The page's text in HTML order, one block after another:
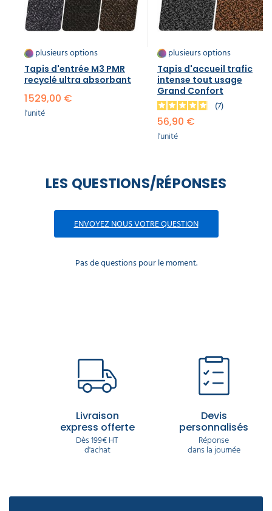
plusieurs options
Tapis d'entrée M3 PMR
recyclé ultra absorbant
1 529,00 €
l'unité
plusieurs options
Tapis d'accueil trafic
intense tout usage
Grand Confort
7
56,90 €
l'unité
LES QUESTIONS/RÉPONSES
ENVOYEZ NOUS VOTRE QUESTION
Pas de questions pour le moment.
Livraison
express offerte
Dès 199€ HT
d'achat
Devis
personnalisés
Réponse
dans la journée